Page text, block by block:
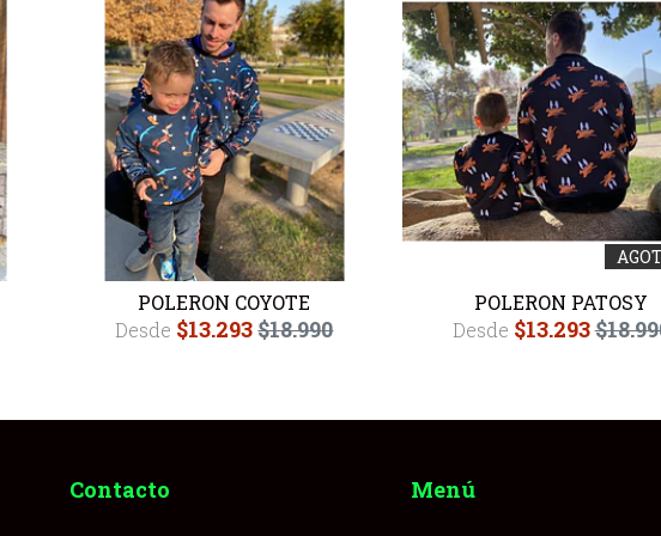
POLERON COYOTE
Desde $13.293$18.990
POLERON PATOSY
Desde $13.293
Contacto Menú